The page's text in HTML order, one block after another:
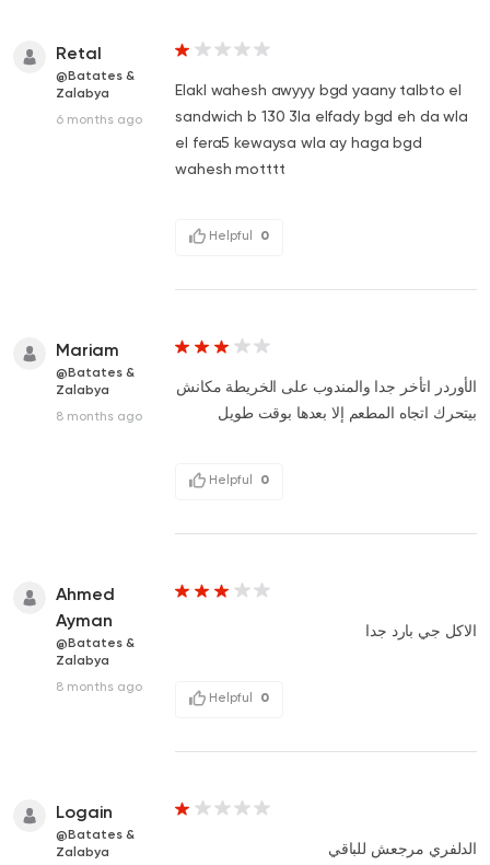
Retal
@Batates &
Zalabya
6 months ago
Elakl wahesh awyyy bgd yaany talbto el
sandwich b 130 3la elfady bgd eh da wla
el fera5 kewaysa wla ay haga bgd
wahesh motttt
Helpful 0
Mariam
@Batates &
Zalabya
8 months ago
الأوردر اتأخر جدا والمندوب على الخريطة مكانش
بيتحرك اتجاه المطعم إلا بعدها بوقت طويل
Helpful 0
Ahmed
Ayman
@Batates &
Zalabya
8 months ago
الاكل جي بارد جدا
Helpful 0
Logain
@Batates &
Zalabya
الدلفري مرجعش للباقي